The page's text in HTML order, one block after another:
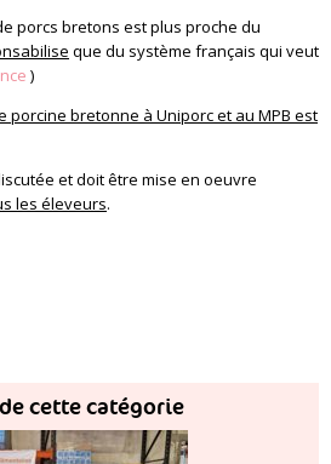
porcs bretons est plus proche du
que du système français qui veut
)
porcine bretonne à Uniporc et au MPB est
et doit être mise en oeuvre
les éleveurs.
cette catégorie